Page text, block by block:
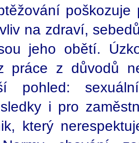
na zdraví,
jeho obětí.
práce z důvodů
pohled:
i pro
který